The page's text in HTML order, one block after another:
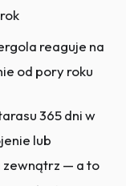
reaguje na
od pory roku
365 dni w
lub
zewnątrz — a to